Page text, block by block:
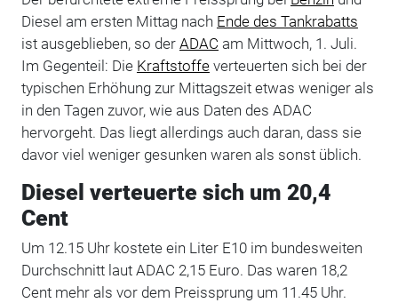
Diesel am ersten Mittag nach Ende des Tankrabatts
ist ausgeblieben, so der ADAC am Mittwoch, 1. Juli.
Im Gegenteil: Die Kraftstoffeverteuerten sich bei der
typischen Erhöhung zur Mittagszeit etwas weniger als
in den Tagen zuvor, wie aus Daten des ADAC
hervorgeht. Das liegt allerdings auch daran, dass sie
davor viel weniger gesunken waren als sonst üblich.
Diesel verteuerte sich um 20,4
Cent
Um 12.15 Uhr kostete ein Liter E10 im bundesweiten
Durchschnitt laut ADAC 2,15 Euro. Das waren 18,2
Cent mehr als vor dem Preissprung um 11.45 Uhr.